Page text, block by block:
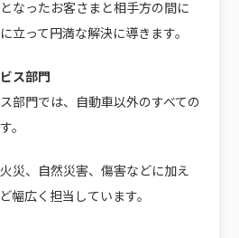
なったお客さまと相手方の間に
立って円満な解決に導きます。
ス部門
部門では、自動車以外のすべての
。
災、自然災害、傷害などに加え
幅広く担当しています。